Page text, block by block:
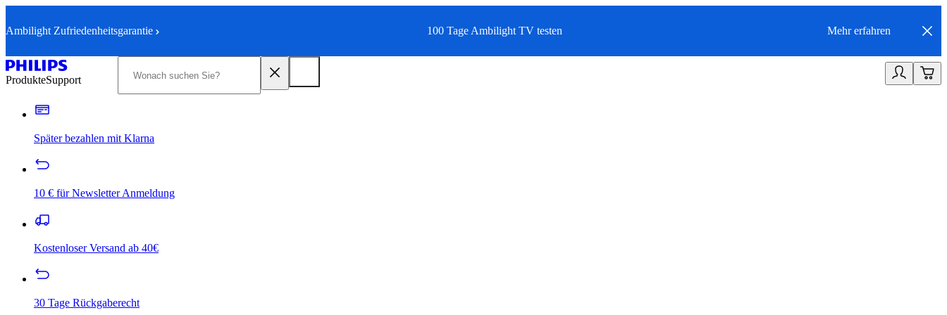
Ambilight Zufriedenheitsgarantie 100 Tage Ambilight TV testen Mehr erfahren
ProdukteSupport
Später bezahlen mit Klarna
10 € für Newsletter Anmeldung
Kostenloser Versand ab 40€
30 Tage Rückgaberecht